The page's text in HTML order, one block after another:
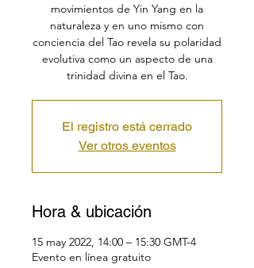
movimientos de Yin Yang en la
naturaleza y en uno mismo con
conciencia del Tao revela su polaridad
evolutiva como un aspecto de una
trinidad divina en el Tao.
El registro está cerrado
Ver otros eventos
Hora & ubicación
15 may 2022, 14:00 – 15:30 GMT-4
Evento en línea gratuito